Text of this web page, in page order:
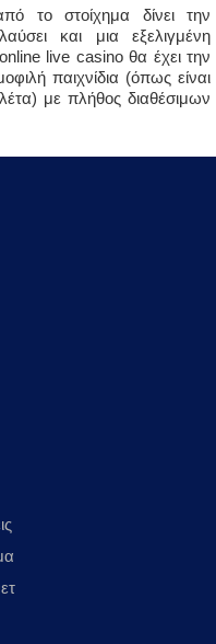
το στοίχημα δίνει την
και μια εξελιγμένη
live casino θα έχει την
παιχνίδια (όπως είναι
με πλήθος διαθέσιμων